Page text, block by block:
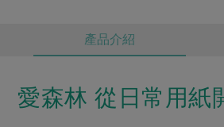
產品介紹
愛森林 從日常用紙